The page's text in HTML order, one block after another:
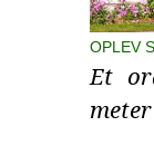
OPLEV
Et